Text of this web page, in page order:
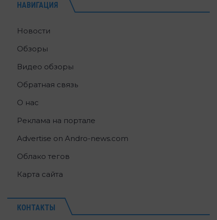
НАВИГАЦИЯ
Новости
Обзоры
Видео обзоры
Обратная связь
О нас
Реклама на портале
Advertise on Andro-news.com
Облако тегов
Карта сайта
КОНТАКТЫ